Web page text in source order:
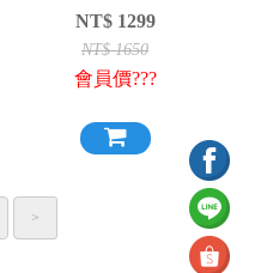
IGT組合桌
NT$ 1299
NT$1650
會員價???
>